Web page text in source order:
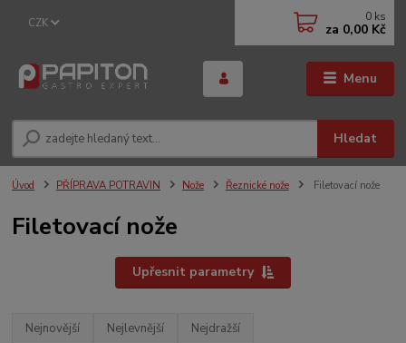
Menu
CZK
Hledat
0 ks
za 0,00 Kč
Úvod PŘÍPRAVA POTRAVIN Nože Řeznické nože Filetovací nože
Filetovací nože
Upřesnit parametry
Nejnovější Nejlevnější Nejdražší